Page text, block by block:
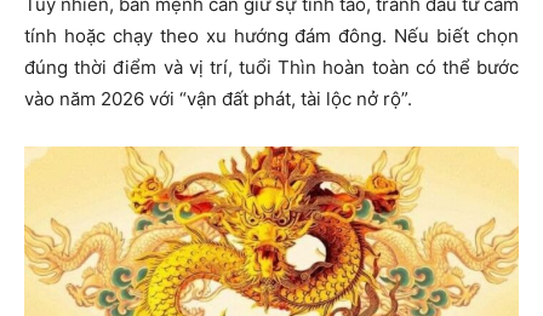
tính hoặc chạy theo xu hướng đám đông. Nếu biết chọn
đúng thời điểm và vị trí, tuổi Thìn hoàn toàn có thể bước
vào năm 2026 với “vận đất phát, tài lộc nở rộ”.